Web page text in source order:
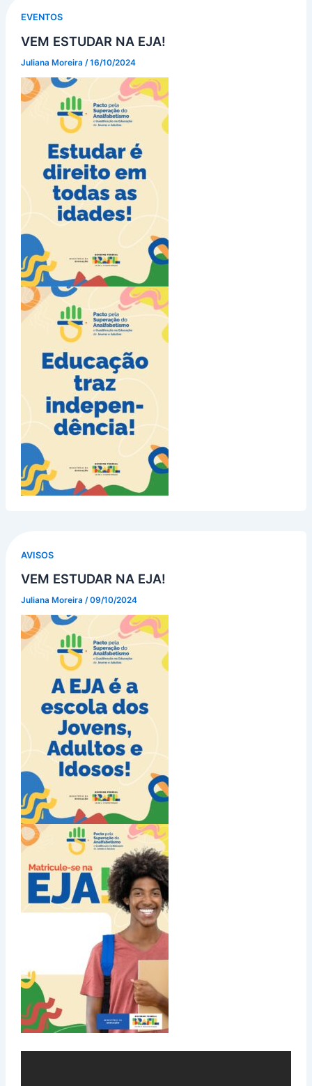
EVENTOS
VEM ESTUDAR NA EJA!
Juliana Moreira /16/10/2024
AVISOS
VEM ESTUDAR NA EJA!
Juliana Moreira /09/10/2024